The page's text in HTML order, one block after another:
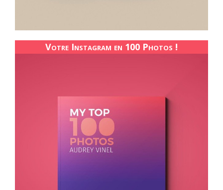
Votre Instagram en 100 Photos !